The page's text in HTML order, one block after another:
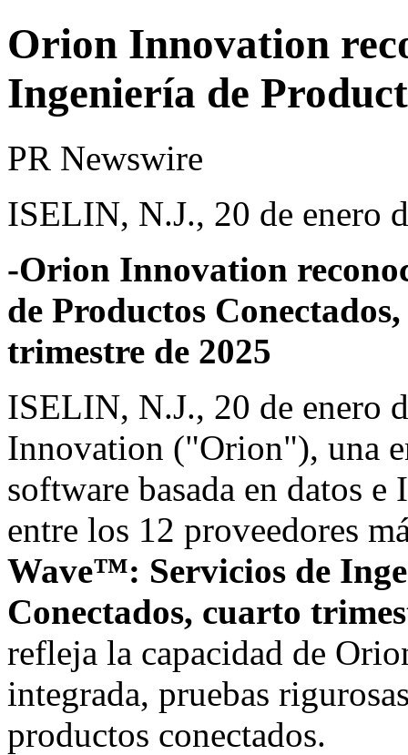
Orion Innovation
Ingeniería de
PR Newswire
ISELIN, N.J., 20 de enero
-Orion Innovation
de Productos
trimestre de 2025
ISELIN, N.J., 20 de enero
Innovation ("Orion"), una
software basada en datos
entre los 12 proveedores
Wave™: Servicios de
Conectados, cuarto
refleja la capacidad de
integrada, pruebas
productos conectados.